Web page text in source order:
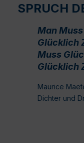
SPRUCH
Man
Glücklich
Muss
Glücklich
Maurice
Dichter und